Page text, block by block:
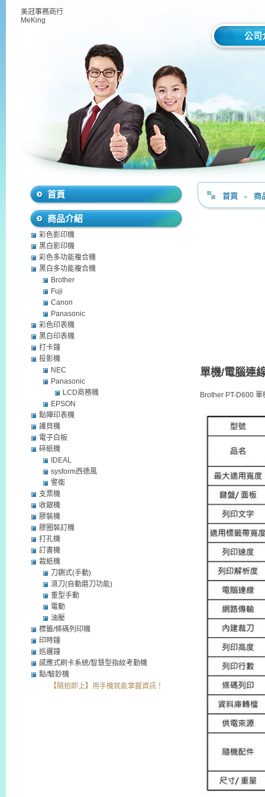
美冠事務商行
MeKing
公司
首頁 ﹥ 商
單機/電腦連
Brother PT-D600
首頁
商品介紹
彩色影印機
黑白影印機
彩色多功能複合機
黑白多功能複合機
Brother
Fuji
Canon
Panasonic
彩色印表機
黑白印表機
打卡鐘
投影機
NEC
Panasonic
LCD商務機
EPSON
點陣印表機
護貝機
電子白板
碎紙機
IDEAL
sysform西德風
警衛
支票機
收銀機
膠裝機
膠圈裝訂機
打孔機
訂書機
裁紙機
刀鍘式(手動)
滾刀(自動磨刀功能)
重型手動
電動
油壓
標籤/條碼列印機
印時鐘
巡邏鐘
感應式刷卡系統/智慧型指紋考勤機
點/驗鈔機
【隨拍即上】用手機就能掌握資訊！